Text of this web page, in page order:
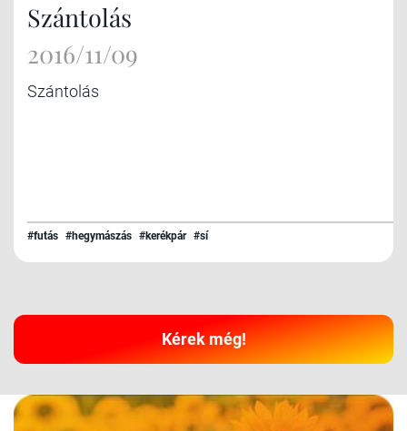
Szántolás
2016/11/09
Szántolás
#futás #hegymászás #kerékpár #sí
Kérek még!